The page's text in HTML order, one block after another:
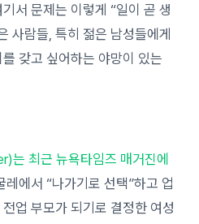
서 문제는 이렇게 “일이 곧 생
사람들, 특히 젊은 남성들에게
갖고 싶어하는 야망이 있는
는 최근 뉴욕타임즈 매거진에
레에서 “나가기로 선택”하고 업
업 부모가 되기로 결정한 여성